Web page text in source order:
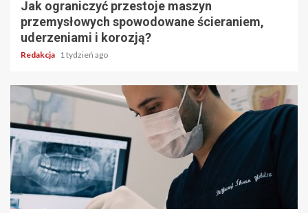
Jak ograniczyć przestoje maszyn
przemysłowych spowodowane ścieraniem,
uderzeniami i korozją?
Redakcja 1 tydzień ago